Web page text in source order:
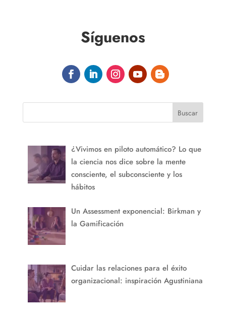
Síguenos
Buscar
¿Vivimos en piloto automático? Lo que
la ciencia nos dice sobre la mente
consciente, el subconsciente y los
hábitos
Un Assessment exponencial: Birkman y
la Gamificación
Cuidar las relaciones para el éxito
organizacional: inspiración Agustiniana